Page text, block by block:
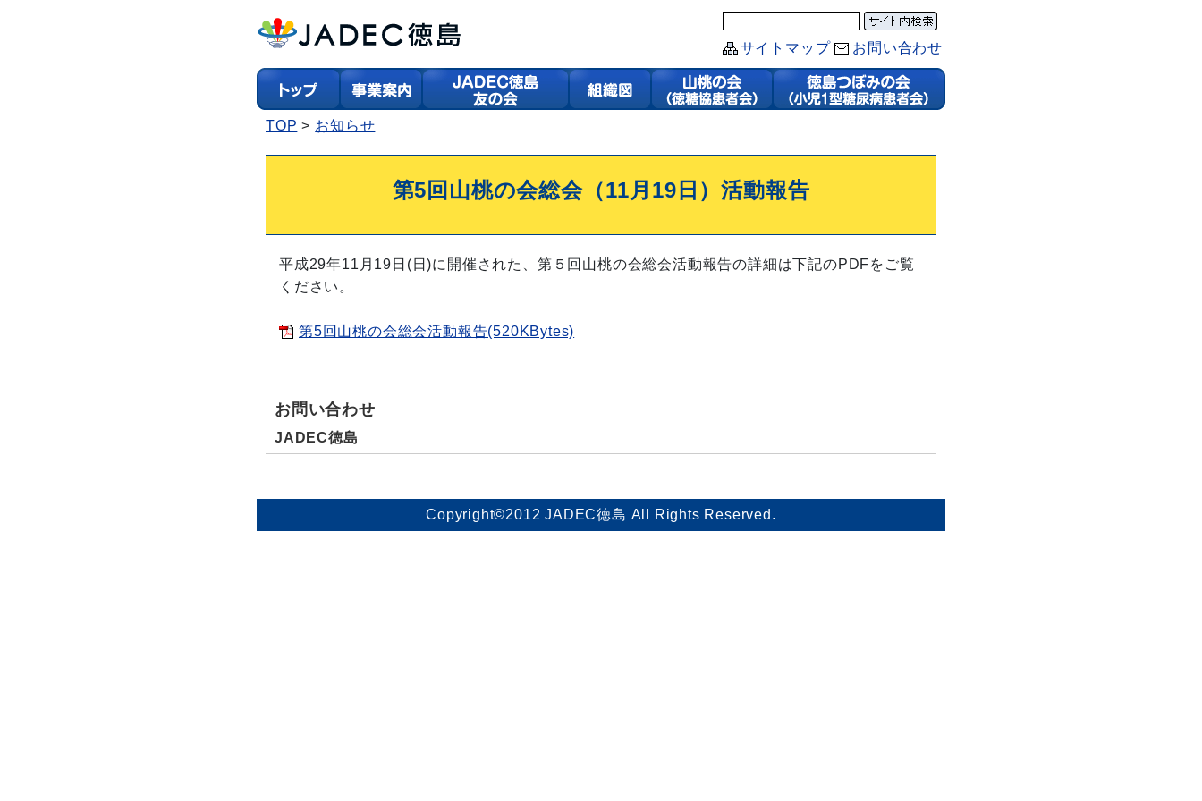
サイトマップ お問い合わせ
TOP お知らせ
第5回山桃の会総会（11月19日）活動報告
平成29年11月19日(日)に開催された、第５回山桃の会総会活動報告の詳細は下記のPDFをご覧
ください。
第5回山桃の会総会活動報告(520KBytes)
お問い合わせ
JADEC徳島
Copyright©2012 JADEC徳島 All Rights Reserved.